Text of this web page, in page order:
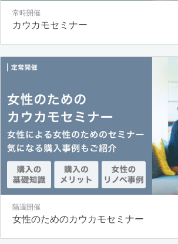
常時開催
カウカモセミナー
隔週開催
女性のためのカウカモセミナー